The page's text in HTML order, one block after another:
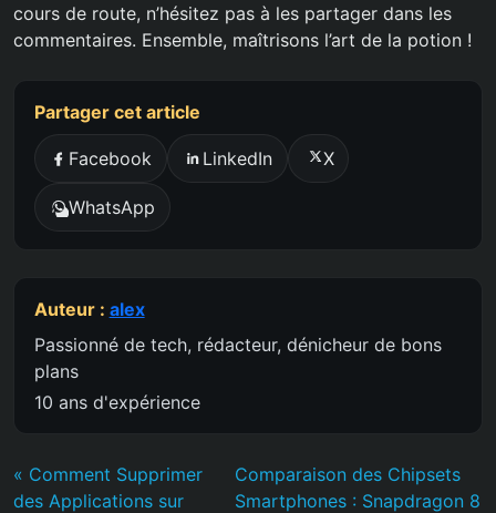
cours de route, n’hésitez pas à les partager dans les
commentaires. Ensemble, maîtrisons l’art de la potion !
Partager cet article
Facebook LinkedIn X
WhatsApp
Auteur : alex
Passionné de tech, rédacteur, dénicheur de bons
plans
10 ans d'expérience
« Comment Supprimer
des Applications sur
Comparaison des Chipsets
Smartphones : Snapdragon 8